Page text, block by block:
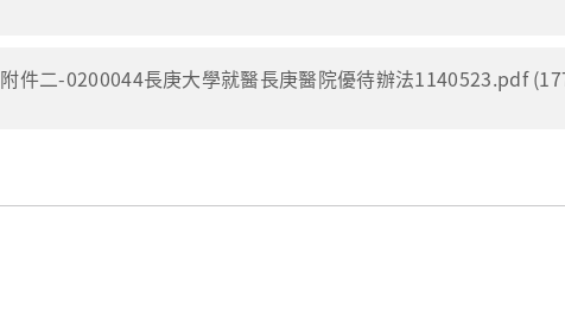
附件二-0200044長庚大學就醫長庚醫院優待辦法1140523.pdf